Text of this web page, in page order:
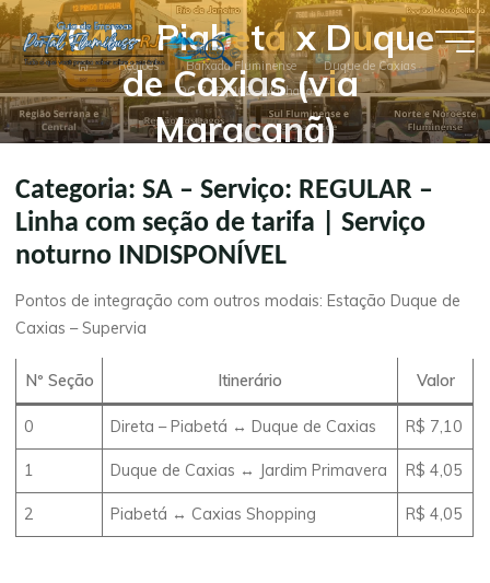
Pular
para
o
conteúdo
Guia de
Empresas
- Portal
RJ
404I – Piabetá x Duque
de Caxias (via
Maracanã)
Página
inicial
Regiões Baixada Fluminense
Duque de Caxias
DC 7 / RJ 162 – Machado
Categoria: SA – Serviço: REGULAR –
Linha com seção de tarifa | Serviço
noturno INDISPONÍVEL
Pontos de integração com outros modais: Estação Duque de
Caxias – Supervia
Nº Seção Itinerário Valor
0 Direta – Piabetá ↔ Duque de Caxias R$ 7,10
1 Duque de Caxias ↔ Jardim Primavera R$ 4,05
2 Piabetá ↔ Caxias Shopping R$ 4,05